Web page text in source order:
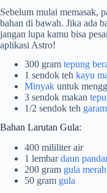
Sebelum mulai memasak,
bahan di bawah. Jika ada
jangan lupa kamu bisa
aplikasi Astro!
300 gram tepung
1 sendok teh kayu
Minyak untuk
3 sendok makan
1/2 sendok teh garam
Bahan Larutan Gula:
400 mililiter air
1 lembardaun
200 gram gula merah
50 gram gula